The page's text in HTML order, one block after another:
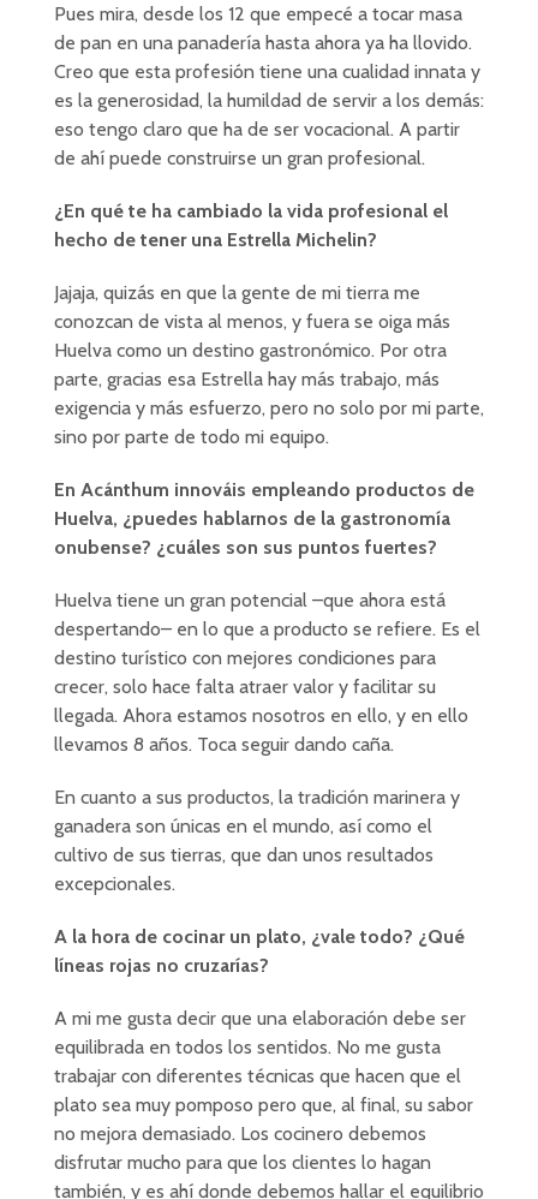
Pues mira, desde los 12 que empecé a tocar masa
de pan en una panadería hasta ahora ya ha llovido.
Creo que esta profesión tiene una cualidad innata y
es la generosidad, la humildad de servir a los demás:
eso tengo claro que ha de ser vocacional. A partir
de ahí puede construirse un gran profesional.
¿En qué te ha cambiado la vida profesional el
hecho de tener una Estrella Michelin?
Jajaja, quizás en que la gente de mi tierra me
conozcan de vista al menos, y fuera se oiga más
Huelva como un destino gastronómico. Por otra
parte, gracias esa Estrella hay más trabajo, más
exigencia y más esfuerzo, pero no solo por mi parte,
sino por parte de todo mi equipo.
En Acánthum innováis empleando productos de
Huelva, ¿puedes hablarnos de la gastronomía
onubense? ¿cuáles son sus puntos fuertes?
Huelva tiene un gran potencial –que ahora está
despertando– en lo que a producto se refiere. Es el
destino turístico con mejores condiciones para
crecer, solo hace falta atraer valor y facilitar su
llegada. Ahora estamos nosotros en ello, y en ello
llevamos 8 años. Toca seguir dando caña.
En cuanto a sus productos, la tradición marinera y
ganadera son únicas en el mundo, así como el
cultivo de sus tierras, que dan unos resultados
excepcionales.
A la hora de cocinar un plato, ¿vale todo? ¿Qué
líneas rojas no cruzarías?
A mi me gusta decir que una elaboración debe ser
equilibrada en todos los sentidos. No me gusta
trabajar con diferentes técnicas que hacen que el
plato sea muy pomposo pero que, al final, su sabor
no mejora demasiado. Los cocinero debemos
disfrutar mucho para que los clientes lo hagan
también, y es ahí donde debemos hallar el equilibrio